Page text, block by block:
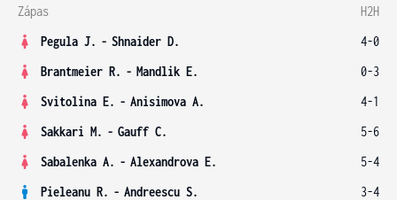
Zápas
H2H
Pegula J. - Shnaider D.
4-0
Brantmeier R. - Mandlik E.
0-3
Svitolina E. - Anisimova A.
4-1
Sakkari M. - Gauff C.
5-6
Sabalenka A. - Alexandrova E.
5-4
Pieleanu R. - Andreescu S. 3-4